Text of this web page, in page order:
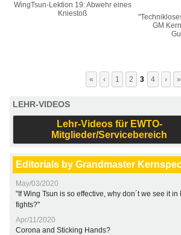
WingTsun-Lektion 19: Abwehr eines
Kniestoß
GM
« ‹ 1 2 3 4 › »
LEHR-VIDEOS
Lehr-Videos für EWTO-
Mitglieder/Servicebereich
Editorials by Grandmaster
May/03/2020
"If Wing Tsun is so effective, why don´t we see it in
fights?"
Apr/11/2020
Corona and Sticking Hands?